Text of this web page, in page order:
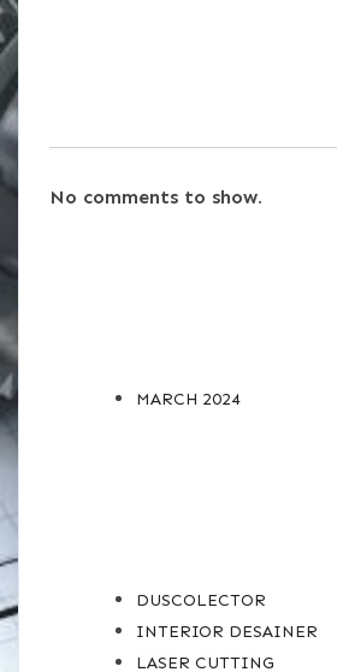
No comments to show.
MARCH 2024
DUSCOLECTOR
INTERIOR DESAINER
LASER CUTTING